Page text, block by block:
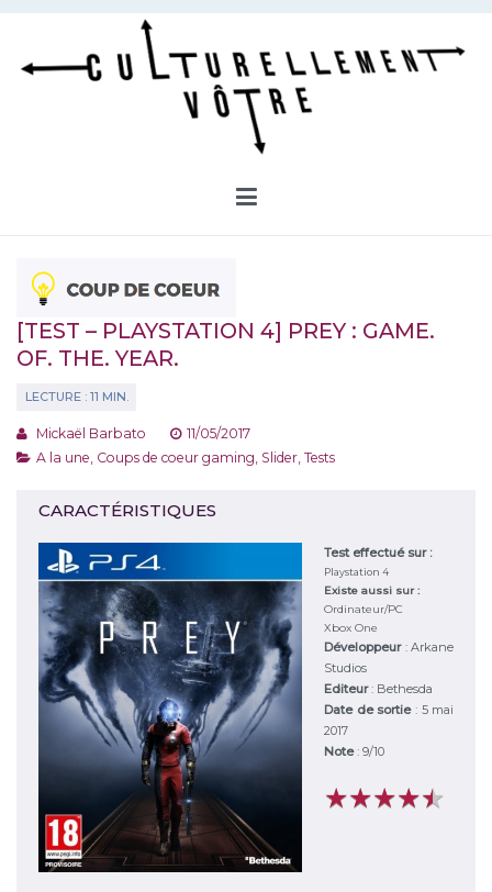
Aller
contenu
[TEST – PLAYSTATION 4] PREY : GAME.
OF. THE. YEAR.
Mickaël Barbato
11/05/2017
A la une Coups de coeur gaming Slider Tests
CARACTÉRISTIQUES
Test effectué sur :
Playstation 4
Existe aussi sur :
Ordinateur/PC
Xbox One
Développeur : Arkane
Studios
Editeur: Bethesda
Date de sortie : 5 mai
2017
Note:9/10
★★★★★
★★★★★